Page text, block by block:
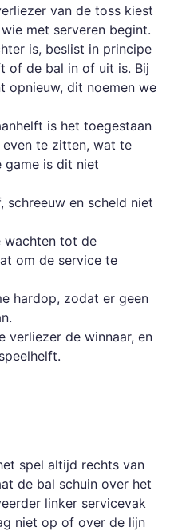
van de toss kiest
met serveren begint.
is, beslist in principe
of de bal in of uit is. Bij
opnieuw, dit noemen we
is het toegestaan
even te zitten, wat te
game is dit niet
schreeuw en scheld niet
wachten tot de
om de service te
hardop, zodat er geen
verliezer de winnaar, en
spel altijd rechts van
de bal schuin over het
linker servicevak
niet op of over de lijn